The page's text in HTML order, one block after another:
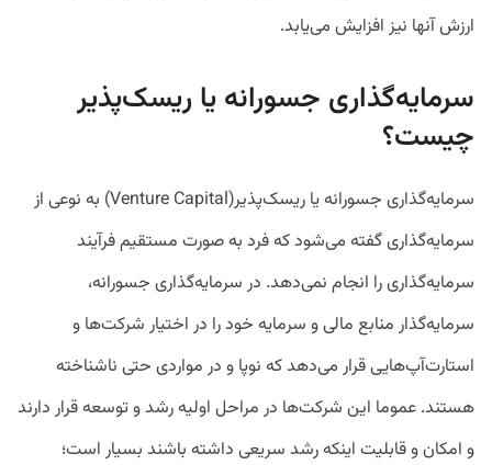
ارزش آ‌نها نیز افزایش می‌یابد.
سرمایه‌گذاری جسورانه یا ریسک‌پذیر
چیست؟
سرمایه‌گذاری جسورانه یا ریسک‌پذیر(Venture Capital) به نوعی از
سرمایه‌گذاری گفته می‌شود که فرد به صورت مستقیم فرآیند
سرمایه‌گذاری را انجام نمی‌دهد. در سرمایه‌گذاری جسورانه،
سرمایه‌گذار منابع مالی و سرمایه خود را در اختیار شرکت‌ها و
استارت‌‎آپ‌هایی قرار می‌دهد که نوپا و در مواردی حتی ناشناخته
هستند. عموما این شرکت‌ها در مراحل اولیه رشد و توسعه قرار دارند
و امکان و قابلیت اینکه رشد سریعی داشته باشند بسیار است؛